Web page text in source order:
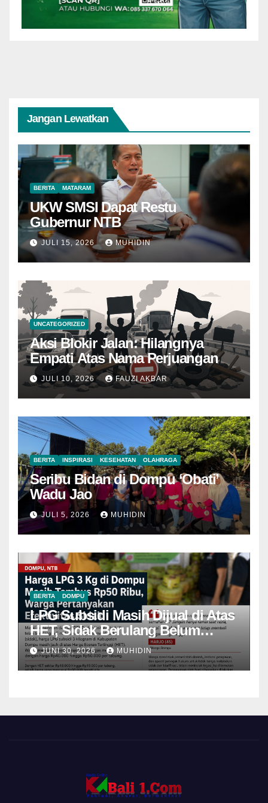
Jangan Lewatkan
BERITA MATARAM
UKW SMSI Dapat Restu
Gubernur NTB
JULI 15, 2026 MUHIDIN
UNCATEGORIZED
Aksi Blokir Jalan: Hilangnya
Empati Atas Nama Perjuangan
JULI 10, 2026 FAUZI AKBAR
BERITA INSPIRASI KESEHATAN OLAHRAGA
Seribu Bidan di Dompu ‘Obati’
Wadu Jao
JULI 5, 2026 MUHIDIN
BERITA DOMPU
LPG Subsidi Masih Dijual di Atas
HET, Sidak Berulang Belum
Mampu Menekan Harga
JUNI 30, 2026 MUHIDIN